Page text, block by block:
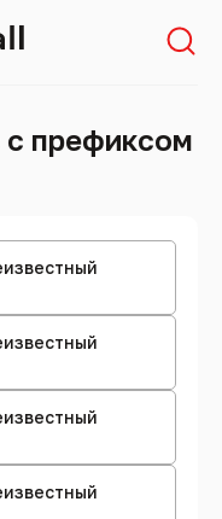
префиксом